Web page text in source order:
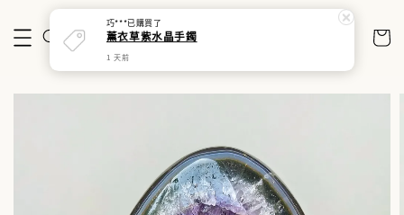
巧***已購買了
薰衣草紫水晶手鐲
1 天前